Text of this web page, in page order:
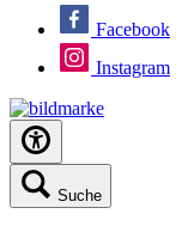
Facebook
Instagram
Suche